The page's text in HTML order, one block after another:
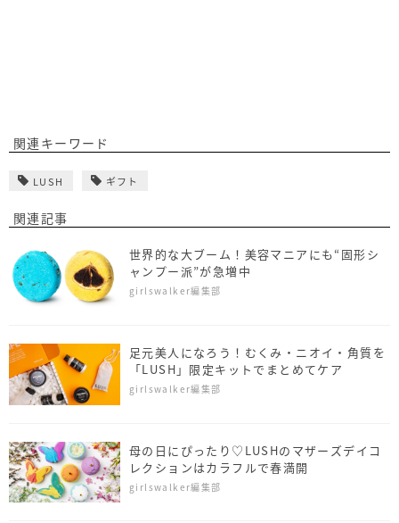
関連キーワード
LUSH ギフト
関連記事
世界的な大ブーム！美容マニアにも“固形シ
ャンプー派”が急増中
girlswalker編集部
足元美人になろう！むくみ・ニオイ・角質を
「LUSH」限定キットでまとめてケア
girlswalker編集部
母の日にぴったり♡LUSHのマザーズデイコ
レクションはカラフルで春満開
girlswalker編集部